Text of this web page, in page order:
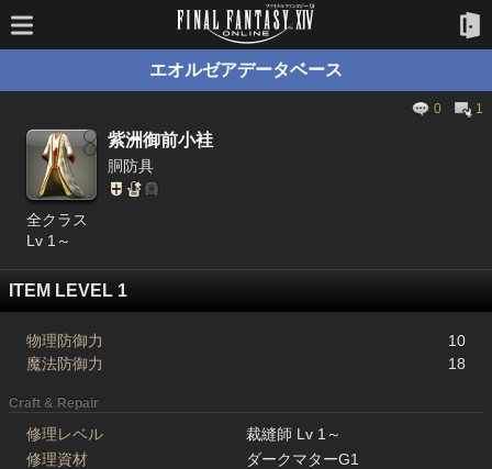
エオルゼアデータベース
0 1
紫洲御前小袿
胴防具
全クラス
Lv 1～
ITEM LEVEL 1
物理防御力
10
魔法防御力
18
Craft & Repair
修理レベル
裁縫師 Lv 1～
修理資材
ダークマターG1